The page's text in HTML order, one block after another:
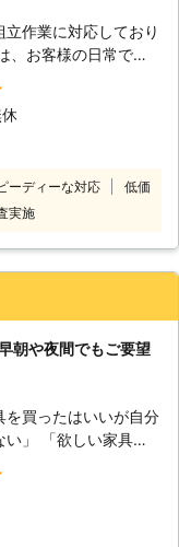
す。様々な面からお客
トしますので、お客
かせください。
立作業に対応しており
、お客様の日常での
、より良い過ごし易い
、日々努めておりま
高額なのでは？」そ
リーズナブルな価格
伝いをさせて頂けれ
壁紙クロス張り替え
え工事、遮音シート
床板フローリング張
リート工事、ブロック
設置工事、塀工事、門
工事、除草作業、草
事、伐採工事、防草
はあらゆる事に対応し
、気になる事、解決し
ーディーな対応
低価
実施
朝や夜間でもご要望
を買ったはいいが自分
い」 「欲しい家具が
から模様替えのため
い」 このよう
りなら株式会社エフ